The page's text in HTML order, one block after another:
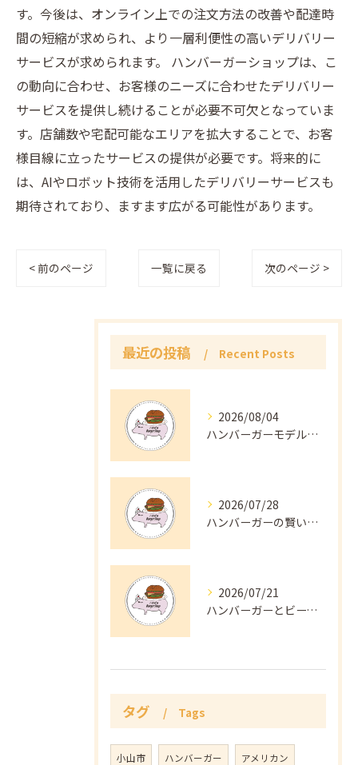
す。今後は、オンライン上での注文方法の改善や配達時
間の短縮が求められ、より一層利便性の高いデリバリー
サービスが求められます。 ハンバーガーショップは、こ
の動向に合わせ、お客様のニーズに合わせたデリバリー
サービスを提供し続けることが必要不可欠となっていま
す。店舗数や宅配可能なエリアを拡大することで、お客
様目線に立ったサービスの提供が必要です。将来的に
は、AIやロボット技術を活用したデリバリーサービスも
期待されており、ますます広がる可能性があります。
< 前のページ 一覧に戻る 次のページ >
最近の投稿 Recent Posts
2026/08/04
ハンバーガーモデルと栃木県の魅力グルメ事情と話題性を徹底解説
2026/07/28
ハンバーガーの賢いデリバリーサービス活用術と今すぐ使えるお得な注文方法
2026/07/21
ハンバーガーとビーフで楽しむ栃木県の美味しさと地元素材の魅力を解説
タグ Tags
小山市 ハンバーガー アメリカン